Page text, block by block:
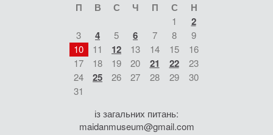
П В С Ч П С Н
1 2
3 4 5 6 7 8
9
10
11 12 13 14 15
16
17
18 19 20 21 22
23
24
25 26 27 28 29
30
31
із загальних питань:
maidanmuseum@gmail.com